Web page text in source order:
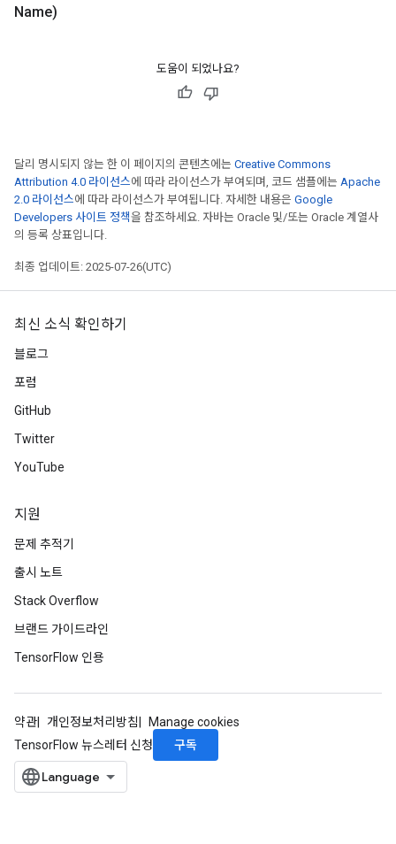
Name)
도움이 되었나요?
달리 명시되지 않는 한 이 페이지의 콘텐츠에는 Creative Commons
Attribution 4.0 라이선스에 따라 라이선스가 부여되며, 코드 샘플에는 Apache
2.0 라이선스에 따라 라이선스가 부여됩니다. 자세한 내용은 Google
Developers 사이트 정책을 참조하세요. 자바는 Oracle 및/또는 Oracle 계열사
의 등록 상표입니다.
최종 업데이트: 2025-07-26(UTC)
최신 소식 확인하기
블로그
포럼
GitHub
Twitter
YouTube
지원
문제 추적기
출시 노트
Stack Overflow
브랜드 가이드라인
TensorFlow 인용
약관 개인정보처리방침
Manage cookies
TensorFlow 뉴스레터 신청
구독